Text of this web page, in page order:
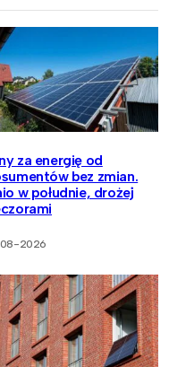
za energię od
bez zmian.
w południe, drożej
2026